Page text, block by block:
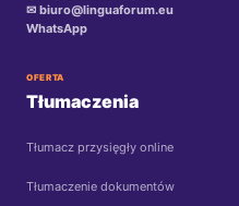
✉ biuro@linguaforum.eu
WhatsApp
OFERTA
Tłumaczenia
Tłumacz przysięgły online
Tłumaczenie dokumentów